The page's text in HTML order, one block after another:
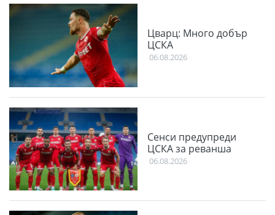
Цварц: Много добър
ЦСКА
06.08.2026
Сенси предупреди
ЦСКА за реванша
06.08.2026